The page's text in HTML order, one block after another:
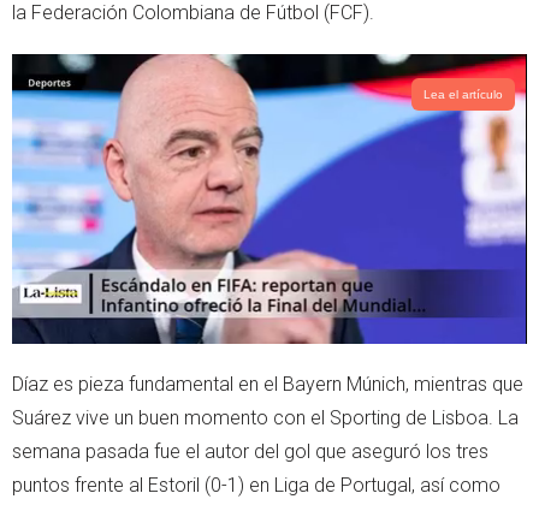
la Federación Colombiana de Fútbol (FCF).
Lea el artículo
Díaz es pieza fundamental en el Bayern Múnich, mientras que
Suárez vive un buen momento con el Sporting de Lisboa. La
semana pasada fue el autor del gol que aseguró los tres
puntos frente al Estoril (0-1) en Liga de Portugal, así como